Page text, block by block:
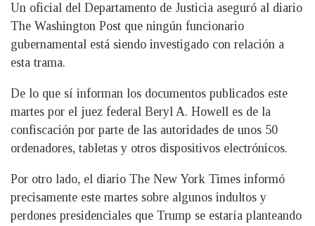
Un oficial del Departamento de Justicia aseguró al diario
The Washington Post que ningún funcionario
gubernamental está siendo investigado con relación a
esta trama.
De lo que sí informan los documentos publicados este
martes por el juez federal Beryl A. Howell es de la
confiscación por parte de las autoridades de unos 50
ordenadores, tabletas y otros dispositivos electrónicos.
Por otro lado, el diario The New York Times informó
precisamente este martes sobre algunos indultos y
perdones presidenciales que Trump se estaría planteando